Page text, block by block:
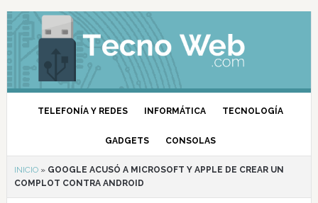
TELEFONÍA Y REDES INFORMÁTICA TECNOLOGÍA
GADGETS CONSOLAS
INICIO» GOOGLE ACUSÓ A MICROSOFT Y APPLE DE CREAR UN
COMPLOT CONTRA ANDROID